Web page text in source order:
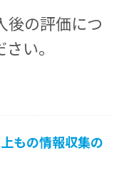
後の評価につ
い。
もの情報収集の